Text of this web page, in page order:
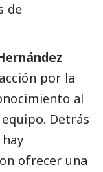
de
por la
al
Detrás
ofrecer una